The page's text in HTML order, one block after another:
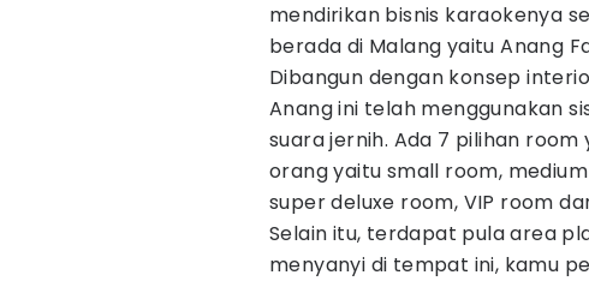
mendirikan bisnis karaokenya
berada di Malang yaitu Anang
Dibangun dengan konsep
Anang ini telah menggunakan
suara jernih. Ada 7 pilihan
orang yaitu small room,
super deluxe room, VIP room
Selain itu, terdapat pula area
menyanyi di tempat ini, kamu